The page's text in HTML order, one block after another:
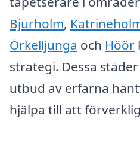
Bjurholm,
Örkelljunga och Höör
strategi. Dessa
utbud av erfarna
hjälpa till att